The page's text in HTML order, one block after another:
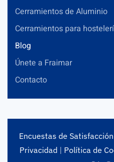
Cerramientos de Aluminio
Cerramientos para
Blog
Únete a Fraimar
Contacto
Encuestas de Satisfacción
Privacidad | Política de